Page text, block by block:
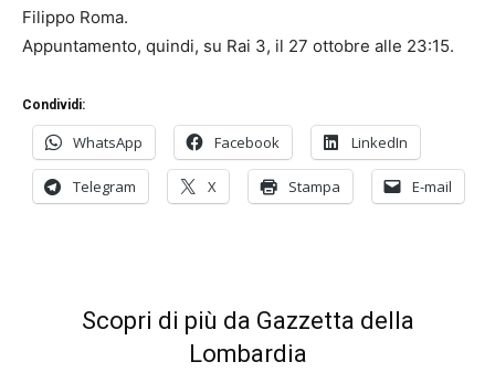
Filippo Roma.
Appuntamento, quindi, su Rai 3, il 27 ottobre alle 23:15.
Condividi:
WhatsApp Facebook LinkedIn
Telegram X Stampa E-mail
Scopri di più da Gazzetta della
Lombardia